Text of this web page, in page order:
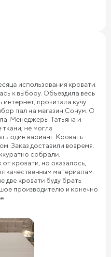
использования кровати.
к выбору. Объездила весь
прочитала кучу
пал на магазин Сонум. О
Менеджеры Татьяна и
не могла
один вариант. Кровать
Заказ доставили вовремя.
собрали.
кровати, но оказалось,
качественным материалам.
две кровати буду брать
производителю и конечно